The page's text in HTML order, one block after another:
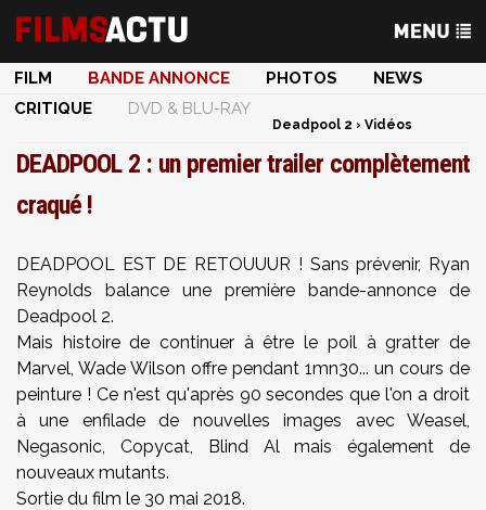
FILM BANDE ANNONCE PHOTOS
NEWS
CRITIQUE
DVD & BLU-RAY
Deadpool 2 › Vidéos
DEADPOOL 2 : un premier trailer complètement
craqué !
DEADPOOL EST DE RETOUUUR ! Sans prévenir, Ryan
Reynolds balance une première bande-annonce de
Deadpool 2.
Mais histoire de continuer à être le poil à gratter de
Marvel, Wade Wilson offre pendant 1mn30... un cours de
peinture ! Ce n'est qu'après 90 secondes que l'on a droit
à une enfilade de nouvelles images avec Weasel,
Negasonic, Copycat, Blind Al mais également de
nouveaux mutants.
Sortie du film le 30 mai 2018.